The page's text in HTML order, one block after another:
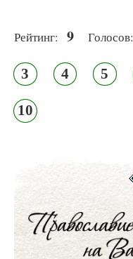
Рейтинг: 9 Голосов:
3 4 5
10